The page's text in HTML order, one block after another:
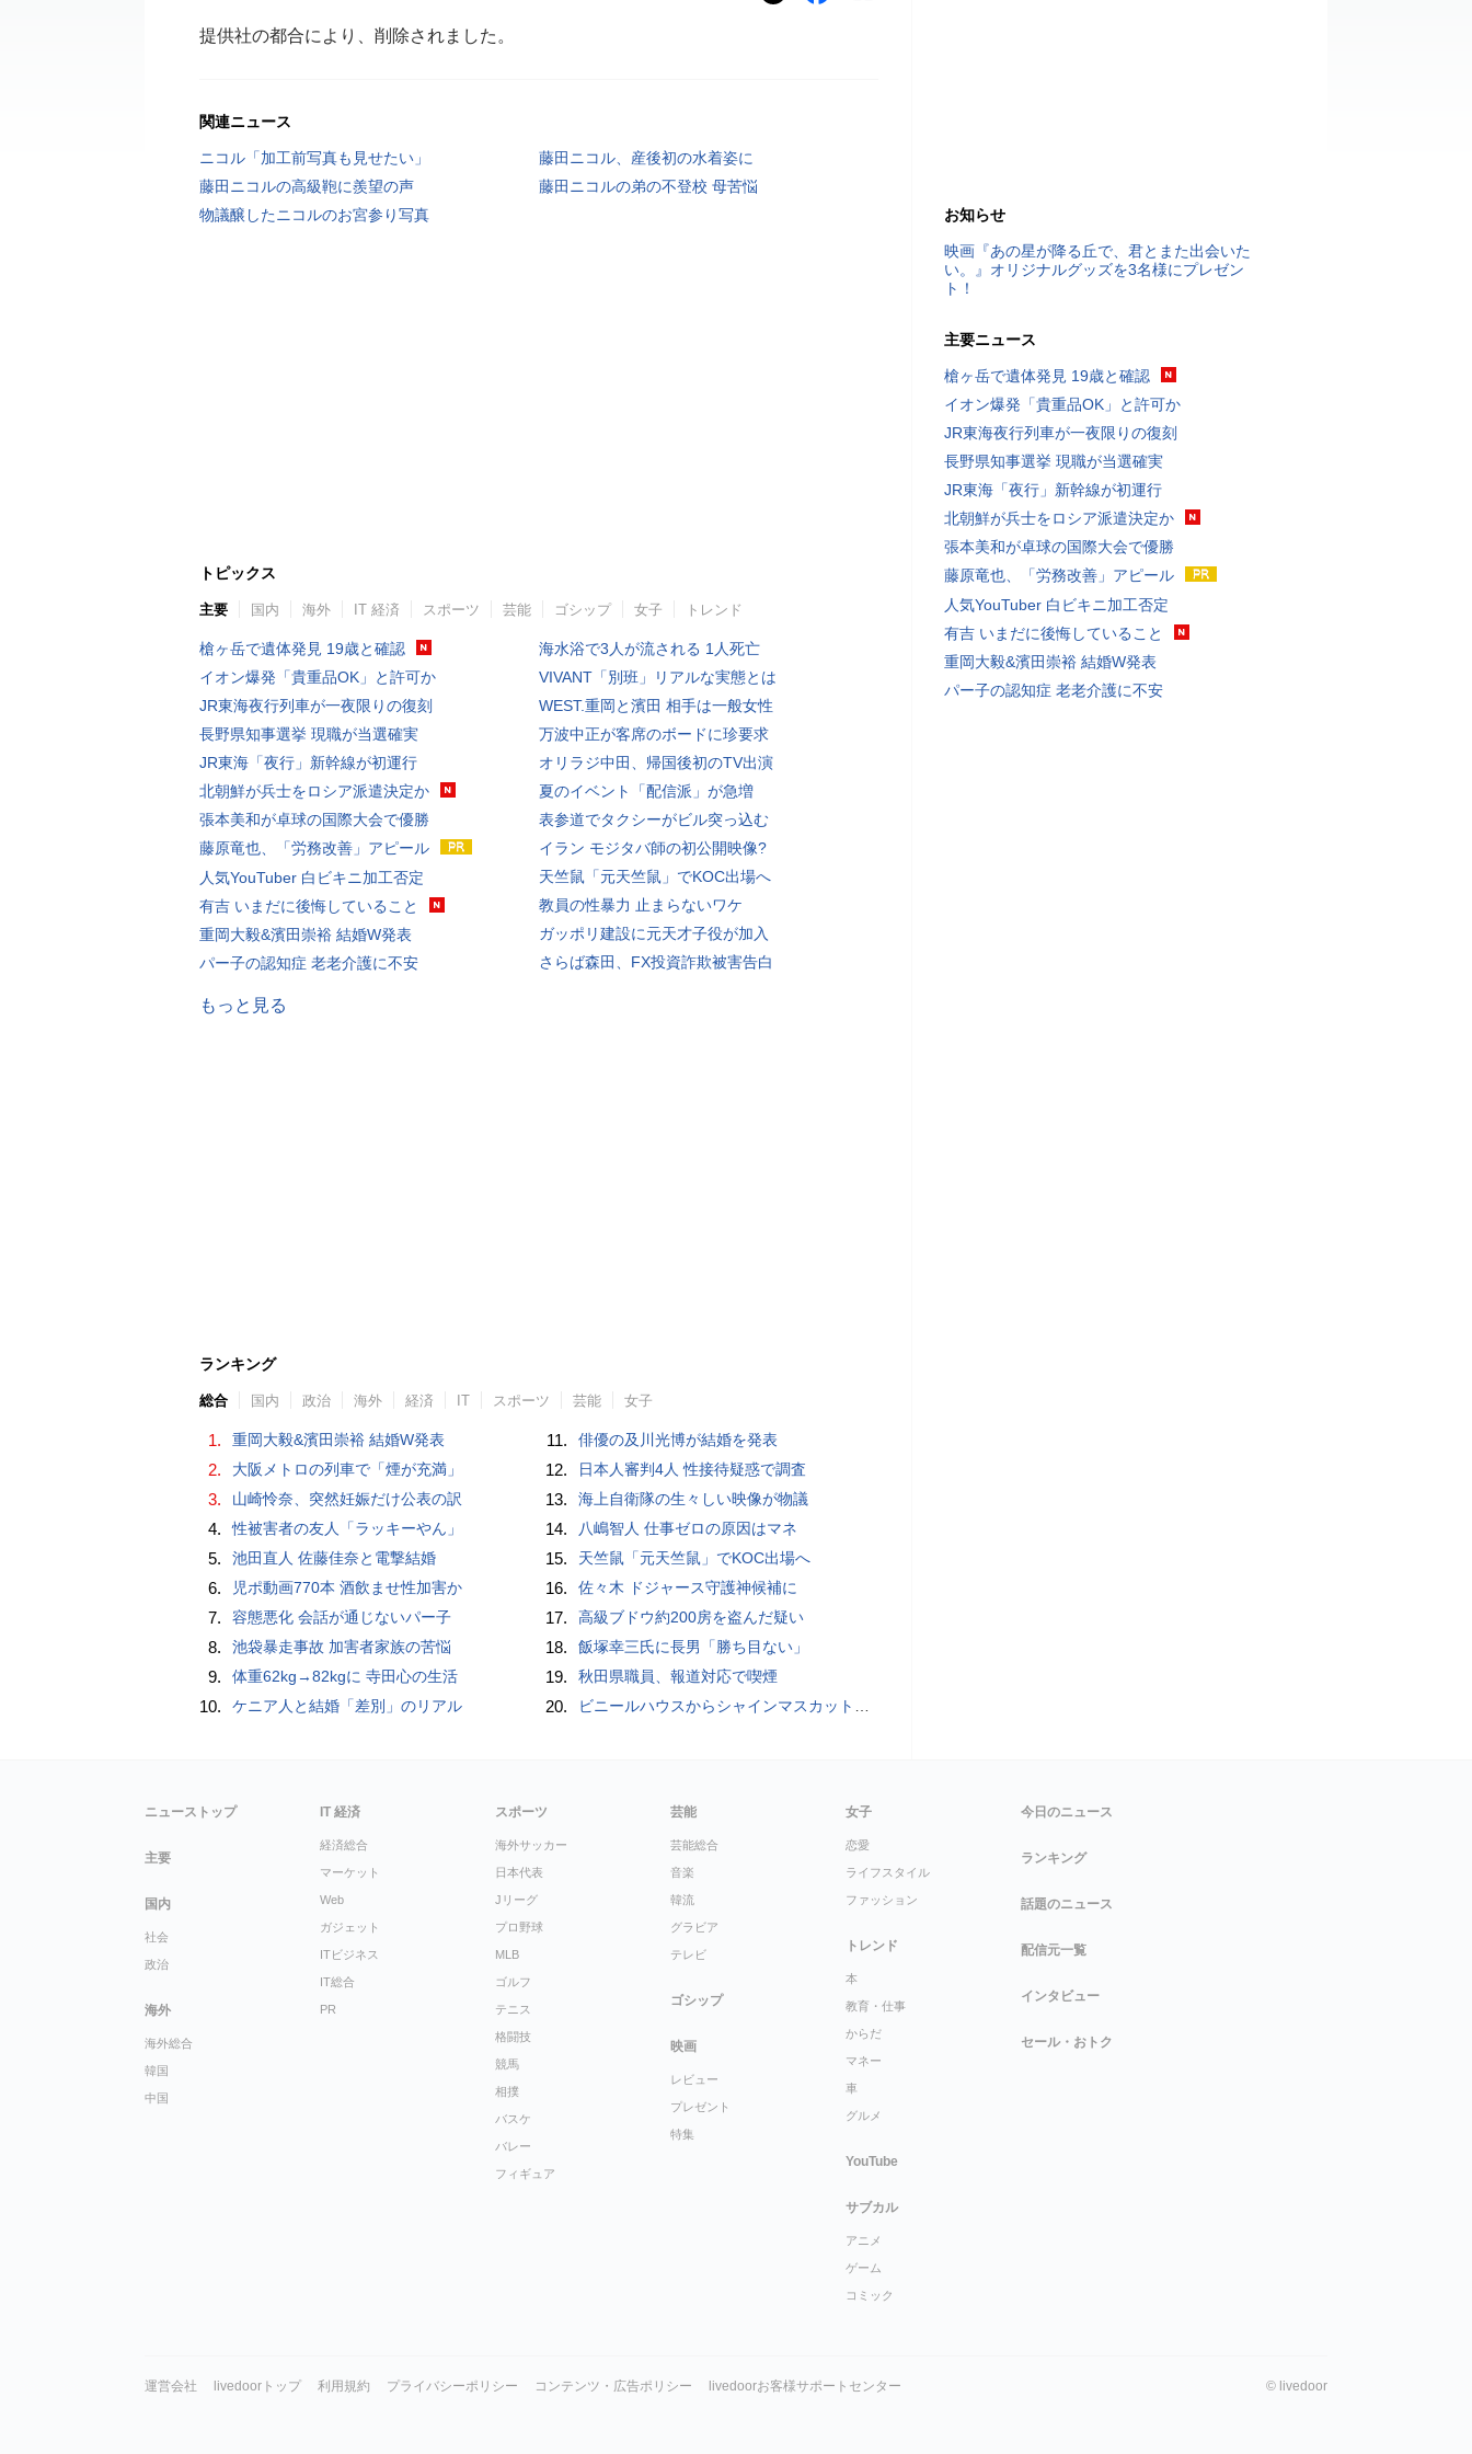
提供社の都合により、削除されました。
関連ニュース
ニコル「加工前写真も見せたい」
藤田ニコル、産後初の水着姿に
藤田ニコルの高級鞄に羨望の声
藤田ニコルの弟の不登校 母苦悩
物議醸したニコルのお宮参り写真
トピックス
主要 国内 海外 IT 経済 スポーツ 芸能 ゴシップ 女子 トレンド
槍ヶ岳で遺体発見 19歳と確認
イオン爆発「貴重品OK」と許可か
JR東海夜行列車が一夜限りの復刻
長野県知事選挙 現職が当選確実
JR東海「夜行」新幹線が初運行
北朝鮮が兵士をロシア派遣決定か
張本美和が卓球の国際大会で優勝
藤原竜也、「労務改善」アピール
人気YouTuber 白ビキニ加工否定
有吉 いまだに後悔していること
重岡大毅&濱田崇裕 結婚W発表
パー子の認知症 老老介護に不安
海水浴で3人が流される 1人死亡
VIVANT「別班」リアルな実態とは
WEST.重岡と濱田 相手は一般女性
万波中正が客席のボードに珍要求
オリラジ中田、帰国後初のTV出演
夏のイベント「配信派」が急増
表参道でタクシーがビル突っ込む
イラン モジタバ師の初公開映像?
天竺鼠「元天竺鼠」でKOC出場へ
教員の性暴力 止まらないワケ
ガッポリ建設に元天才子役が加入
さらば森田、FX投資詐欺被害告白
もっと見る
ランキング
総合 国内 政治 海外 経済 IT スポーツ 芸能 女子
1. 重岡大毅&濱田崇裕 結婚W発表
2. 大阪メトロの列車で「煙が充満」
3. 山崎怜奈、突然妊娠だけ公表の訳
4. 性被害者の友人「ラッキーやん」
5. 池田直人 佐藤佳奈と電撃結婚
6. 児ポ動画770本 酒飲ませ性加害か
7. 容態悪化 会話が通じないパー子
8. 池袋暴走事故 加害者家族の苦悩
9. 体重62kg→82kgに 寺田心の生活
10. ケニア人と結婚「差別」のリアル
11. 俳優の及川光博が結婚を発表
12. 日本人審判4人 性接待疑惑で調査
13. 海上自衛隊の生々しい映像が物議
14. 八嶋智人 仕事ゼロの原因はマネ
15. 天竺鼠「元天竺鼠」でKOC出場へ
16. 佐々木 ドジャース守護神候補に
17. 高級ブドウ約200房を盗んだ疑い
18. 飯塚幸三氏に長男「勝ち目ない」
19. 秋田県職員、報道対応で喫煙
20. ビニールハウスからシャインマスカット約200房を盗んだ疑い ネットで販売か 無職の男（42）逮捕 岡山県警
お知らせ
映画『あの星が降る丘で、君とまた出会いた
い。』オリジナルグッズを3名様にプレゼン
ト！
主要ニュース
槍ヶ岳で遺体発見 19歳と確認
イオン爆発「貴重品OK」と許可か
JR東海夜行列車が一夜限りの復刻
長野県知事選挙 現職が当選確実
JR東海「夜行」新幹線が初運行
北朝鮮が兵士をロシア派遣決定か
張本美和が卓球の国際大会で優勝
藤原竜也、「労務改善」アピール
人気YouTuber 白ビキニ加工否定
有吉 いまだに後悔していること
重岡大毅&濱田崇裕 結婚W発表
パー子の認知症 老老介護に不安
ニューストップ
主要
国内
社会
政治
海外
海外総合
韓国
中国
IT 経済
経済総合
マーケット
Web
ガジェット
ITビジネス
IT総合
PR
スポーツ
海外サッカー
日本代表
Jリーグ
プロ野球
MLB
ゴルフ
テニス
格闘技
競馬
相撲
バスケ
バレー
フィギュア
芸能
芸能総合
音楽
韓流
グラビア
テレビ
ゴシップ
映画
レビュー
プレゼント
特集
女子
恋愛
ライフスタイル
ファッション
トレンド
本
教育・仕事
からだ
マネー
車
グルメ
YouTube
サブカル
アニメ
ゲーム
コミック
今日のニュース
ランキング
話題のニュース
配信元一覧
インタビュー
セール・おトク
運営会社 livedoorトップ 利用規約 プライバシーポリシー コンテンツ・広告ポリシー livedoorお客様サポートセンター © livedoor